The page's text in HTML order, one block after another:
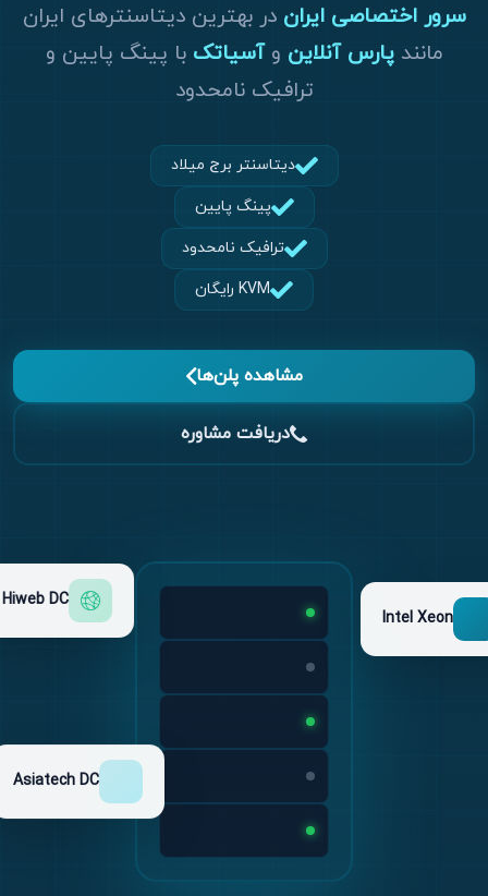
سرور اختصاصی ایران در بهترین دیتاسنترهای ایران
مانندپارس آنلاین وآسیاتک با پینگ پایین و
ترافیک نامحدود
دیتاسنتر برج میلاد
پینگ پایین
ترافیک نامحدود
KVM رایگان
مشاهده پلن‌ها
دریافت مشاوره
Intel Xeon
Asiatech DC
Hiweb DC